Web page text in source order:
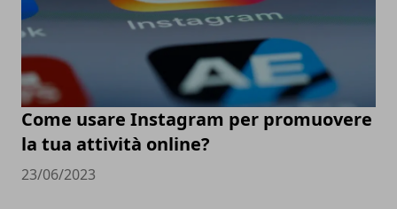
Come usare Instagram per promuovere
la tua attività online?
23/06/2023